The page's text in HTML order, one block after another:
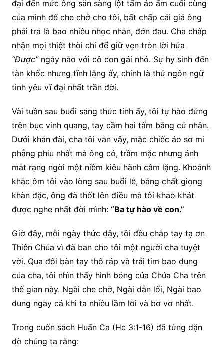
đại đến mức ông sẵn sàng lột tấm áo ấm cuối cùng
của mình để che chở cho tôi, bất chấp cái giá ông
phải trả là bao nhiêu nhọc nhằn, đớn đau. Cha chấp
nhận mọi thiệt thòi chỉ để giữ vẹn tròn lời hứa
“Được”ngày nào với cô con gái nhỏ. Sự hy sinh đến
tàn khốc nhưng tĩnh lặng ấy, chính là thứ ngôn ngữ
tình yêu vĩ đại nhất trần đời.
Vài tuần sau buổi sáng thức tỉnh ấy, tôi tự hào đứng
trên bục vinh quang, tay cầm hai tấm bằng cử nhân.
Dưới khán đài, cha tôi vẫn vậy, mặc chiếc áo sơ mi
phẳng phiu nhất mà ông có, trầm mặc nhưng ánh
mắt rạng ngời một niềm kiêu hãnh câm lặng. Khoảnh
khắc ôm tôi vào lòng sau buổi lễ, bằng chất giọng
khàn đặc, ông đã thốt lên điều mà tôi khao khát
được nghe nhất đời mình: “Ba tự hào về con.”
Giờ đây, mỗi ngày thức dậy, tôi đều chắp tay tạ ơn
Thiên Chúa vì đã ban cho tôi một người cha tuyệt
vời. Qua đôi bàn tay thô ráp và trái tim bao dung
của cha, tôi nhìn thấy hình bóng của Chúa Cha trên
thế gian này. Ngài che chở, Ngài dẫn lối, Ngài bao
dung ngay cả khi ta nhiều lầm lỗi và bơ vơ nhất.
Trong cuốn sách Huấn Ca (Hc 3:1-16) đã từng dặn
dò chúng ta rằng: